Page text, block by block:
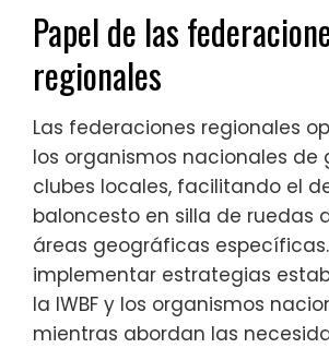
Papel de las
regionales
Las federaciones regionales
los organismos nacionales de
clubes locales, facilitando el
baloncesto en silla de ruedas
áreas geográficas
implementar estrategias
la IWBF y los organismos
mientras abordan las